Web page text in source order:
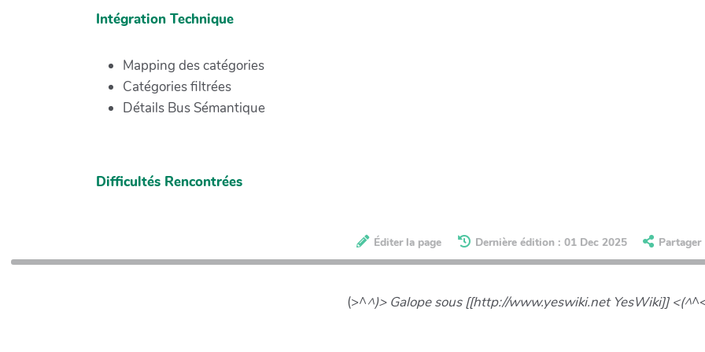
Intégration Technique
Mapping des catégories
Catégories filtrées
Détails Bus Sémantique
Difficultés Rencontrées
Éditer la page Dernière édition : 01 Dec 2025 Partager
(>^^)> Galope sous [[http://www.yeswiki.net YesWiki]] <(^